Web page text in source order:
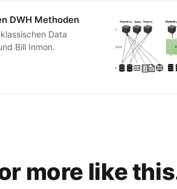
DWH Methoden
Data
Bill Inmon.
more like